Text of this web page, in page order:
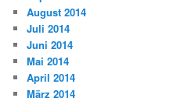
August 2014
Juli 2014
Juni 2014
Mai 2014
April 2014
März 2014